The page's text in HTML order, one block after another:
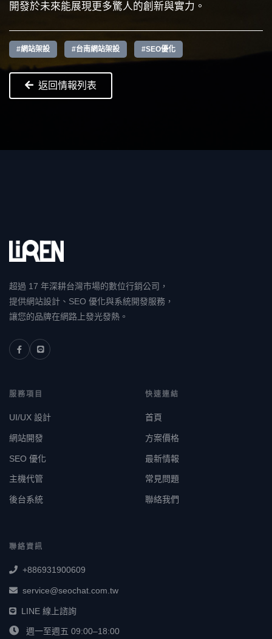
開發於未來能展現更多驚人的創新與實力。
#網站架設 #台南網站架設 #SEO優化
返回情報列表
超過 17 年深耕台灣市場的數位行銷公司，
提供網站設計、SEO 優化與系統開發服務，
讓您的品牌在網路上發光發熱。
服務項目
UI/UX 設計
網站開發
SEO 優化
主機代管
後台系統
快速連結
首頁
方案價格
最新情報
常見問題
聯絡我們
聯絡資訊
+886931900609
service@seochat.com.tw
LINE 線上諮詢
週一至週五 09:00–18:00